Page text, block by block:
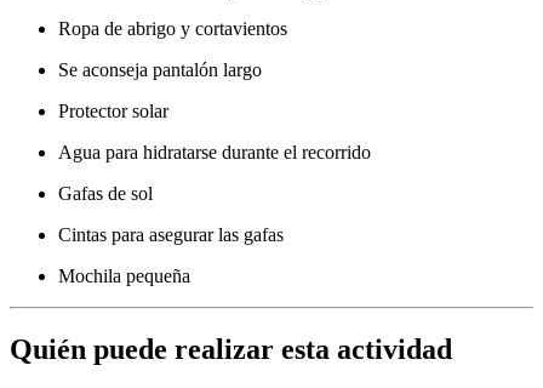
Ropa de abrigo y cortavientos
Se aconseja pantalón largo
Protector solar
Agua para hidratarse durante el recorrido
Gafas de sol
Cintas para asegurar las gafas
Mochila pequeña
Quién puede realizar esta actividad